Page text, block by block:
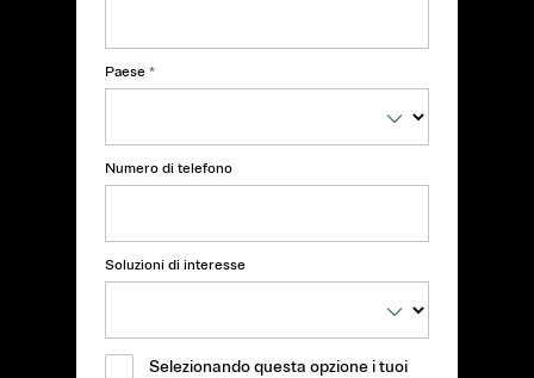
Paese *
Numero di telefono
Soluzioni di interesse
Selezionando questa opzione i tuoi